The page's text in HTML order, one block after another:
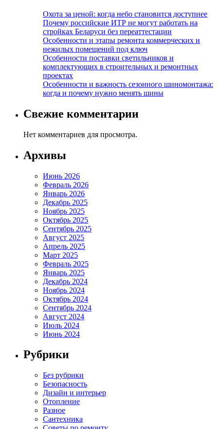
Охота за ценой: когда небо становится доступнее
Почему российские ИТР не могут работать на
стройках Беларуси без переаттестации
Особенности и этапы ремонта коммерческих и
нежилых помещений под ключ
Особенности поставки светильников и
комплектующих в строительных и ремонтных
проектах
Особенности и важность сезонного шиномонтажа:
когда и почему нужно менять шины
Свежие комментарии
Нет комментариев для просмотра.
Архивы
Июнь 2026
Февраль 2026
Январь 2026
Декабрь 2025
Ноябрь 2025
Октябрь 2025
Сентябрь 2025
Август 2025
Апрель 2025
Март 2025
Февраль 2025
Январь 2025
Декабрь 2024
Ноябрь 2024
Октябрь 2024
Сентябрь 2024
Август 2024
Июль 2024
Июнь 2024
Рубрики
Без рубрики
Безопасность
Дизайн и интерьер
Отопление
Разное
Сантехника